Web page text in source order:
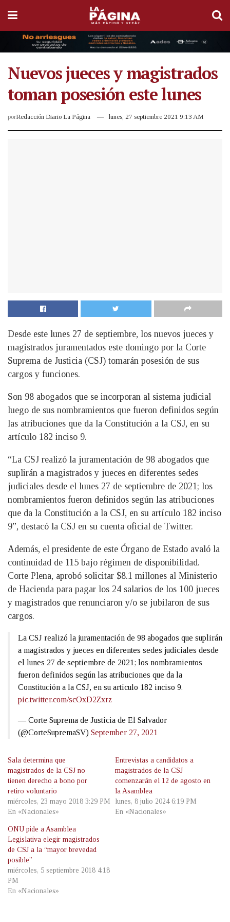
Nuevos jueces y magistrados
toman posesión este lunes
porRedacción Diario La Página lunes, 27 septiembre 2021 9:13 AM
Desde este lunes 27 de septiembre, los nuevos jueces y
magistrados juramentados este domingo por la Corte
Suprema de Justicia (CSJ) tomarán posesión de sus
cargos y funciones.
Son 98 abogados que se incorporan al sistema judicial
luego de sus nombramientos que fueron definidos según
las atribuciones que da la Constitución a la CSJ, en su
artículo 182 inciso 9.
“La CSJ realizó la juramentación de 98 abogados que
suplirán a magistrados y jueces en diferentes sedes
judiciales desde el lunes 27 de septiembre de 2021; los
nombramientos fueron definidos según las atribuciones
que da la Constitución a la CSJ, en su artículo 182 inciso
9”, destacó la CSJ en su cuenta oficial de Twitter.
Además, el presidente de este Órgano de Estado avaló la
continuidad de 115 bajo régimen de disponibilidad.
Corte Plena, aprobó solicitar $8.1 millones al Ministerio
de Hacienda para pagar los 24 salarios de los 100 jueces
y magistrados que renunciaron y/o se jubilaron de sus
cargos.
La CSJ realizó la juramentación de 98 abogados que suplirán
a magistrados y jueces en diferentes sedes judiciales desde
el lunes 27 de septiembre de 2021; los nombramientos
fueron definidos según las atribuciones que da la
Constitución a la CSJ, en su artículo 182 inciso 9.
pic.twitter.com/scOxD2Zxrz
— Corte Suprema de Justicia de El Salvador
(@CorteSupremaSV) September 27, 2021
Sala determina que
magistrados de la CSJ no
tienen derecho a bono por
retiro voluntario
miércoles, 23 mayo 2018 3:29 PM
En «Nacionales»
Entrevistas a candidatos a
magistrados de la CSJ
comenzarán el 12 de agosto en
la Asamblea
lunes, 8 julio 2024 6:19 PM
En «Nacionales»
ONU pide a Asamblea
Legislativa elegir magistrados
de CSJ a la “mayor brevedad
posible”
miércoles, 5 septiembre 2018 4:18
PM
En «Nacionales»